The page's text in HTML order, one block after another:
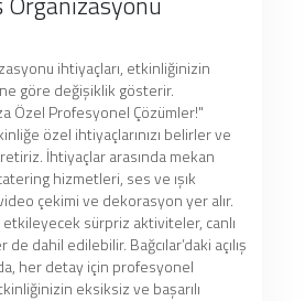
ihtiyaçları, etkinliğinizin
göre değişiklik gösterir.
Özel Profesyonel Çözümler!"
özel ihtiyaçlarınızı belirler ve
İhtiyaçlar arasında mekan
hizmetleri, ses ve ışık
çekimi ve dekorasyon yer alır.
sürpriz aktiviteler, canlı
dahil edilebilir. Bağcılar’daki açılış
her detay için profesyonel
eksiksiz ve başarılı